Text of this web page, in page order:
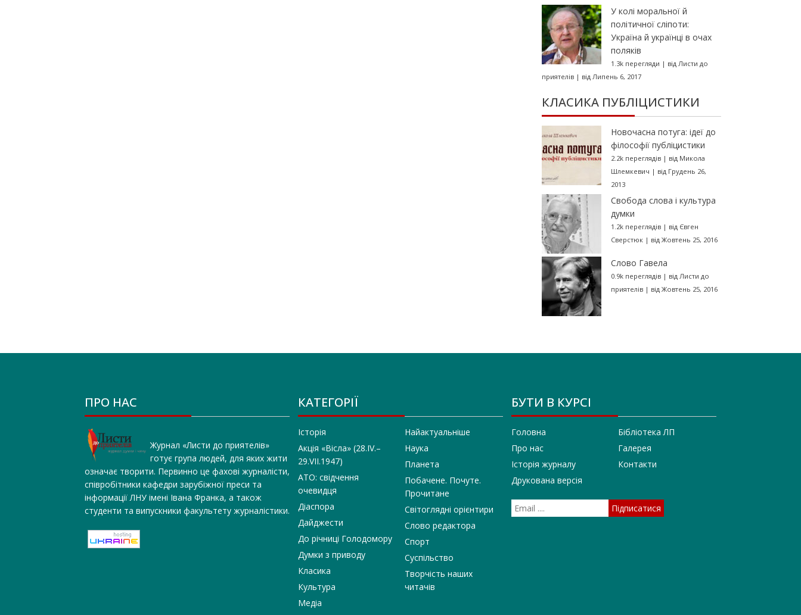
У колі моральної й
політичної сліпоти:
Україна й українці в очах
поляків
1.3k перегляди | від Листи до
приятелів| від Липень 6, 2017
КЛАСИКА ПУБЛІЦИСТИКИ
Новочасна потуга: ідеї до
філософії публіцистики
2.2k переглядів| від Микола
Шлемкевич | від Грудень 26,
2013
Свобода слова і культура
думки
1.2k переглядів| від Євген
Сверстюк| від Жовтень 25, 2016
Слово Гавела
0.9k переглядів| від Листи до
приятелів| від Жовтень 25, 2016
ПРО НАС
Журнал «Листи до приятелів»
готує група людей, для яких жити
означає творити. Первинно це фахові журналісти,
співробітники кафедри зарубіжної преси та
інформації ЛНУ імені Івана Франка, а також
студенти та випускники факультету журналістики.
КАТЕГОРІЇ
Історія
Акція «Вісла» (28.IV.–
29.VII.1947)
АТО: свідчення
очевидця
Діаспора
Дайджести
До річниці Голодомору
Думки з приводу
Класика
Культура
Медіа
Найактуальніше
Наука
Планета
Побачене. Почуте.
Прочитане
Світоглядні орієнтири
Слово редактора
Спорт
Суспільство
Творчість наших
читачів
БУТИ В КУРСІ
Головна
Про нас
Історія журналу
Друкована версія
Бібліотека ЛП
Галерея
Контакти